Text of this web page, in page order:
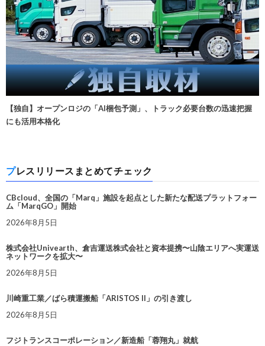
【独自】オープンロジの「AI梱包予測」、トラック必要台数の迅速把握
にも活用本格化
プレスリリースまとめてチェック
CBcloud、全国の「Marq」施設を起点とした新たな配送プラットフォー
ム「MarqGO」開始
2026年8月5日
株式会社Univearth、倉吉運送株式会社と資本提携〜山陰エリアへ実運送
ネットワークを拡大〜
2026年8月5日
川崎重工業／ばら積運搬船「ARISTOS II」の引き渡し
2026年8月5日
フジトランスコーポレーション／新造船「蓉翔丸」就航